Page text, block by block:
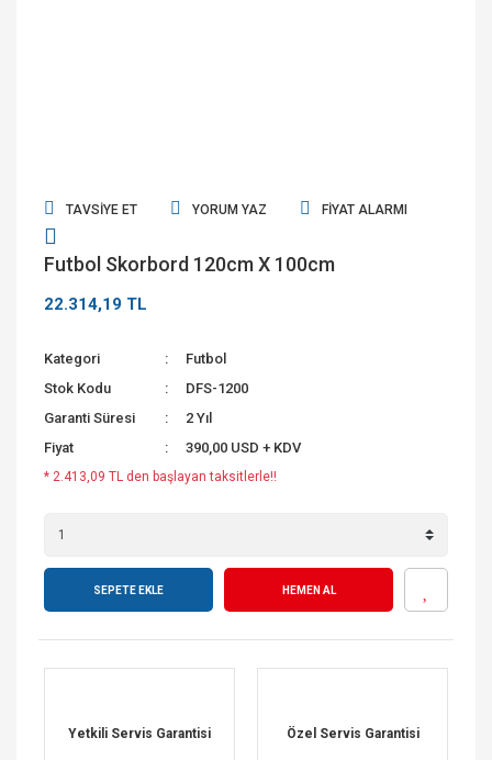
TAVSIYE ET YORUM YAZ FIYAT ALARMI
Futbol Skorbord 120cm X 100cm
22.314,19 TL
Kategori
Futbol
Stok Kodu
DFS-1200
Garanti Süresi
2 Yıl
Fiyat
390,00 USD + KDV
* 2.413,09 TL den başlayan taksitlerle!!
SEPETE EKLE HEMEN AL
Yetkili Servis Garantisi Özel Servis Garantisi